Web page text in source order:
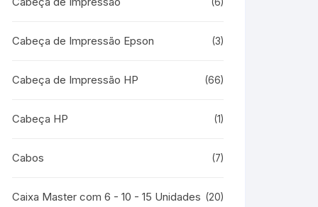
Cabeça de Impressão Epson (3)
Cabeça de Impressão HP (66)
Cabeça HP (1)
Cabos (7)
Caixa Master com 6 - 10 - 15 Unidades (20)